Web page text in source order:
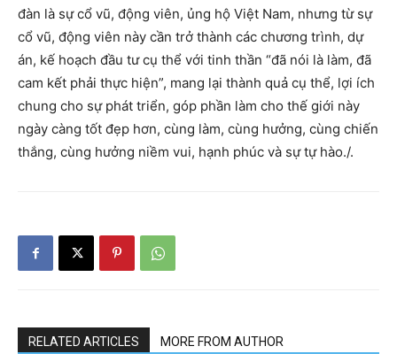
đàn là sự cổ vũ, động viên, ủng hộ Việt Nam, nhưng từ sự
cổ vũ, động viên này cần trở thành các chương trình, dự
án, kế hoạch đầu tư cụ thể với tinh thần “đã nói là làm, đã
cam kết phải thực hiện”, mang lại thành quả cụ thể, lợi ích
chung cho sự phát triển, góp phần làm cho thế giới này
ngày càng tốt đẹp hơn, cùng làm, cùng hưởng, cùng chiến
thắng, cùng hưởng niềm vui, hạnh phúc và sự tự hào./.
RELATED ARTICLES MORE FROM AUTHOR